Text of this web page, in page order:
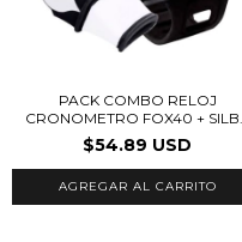
PACK COMBO RELOJ
CRONOMETRO FOX40 + SILB...
$54.89 USD